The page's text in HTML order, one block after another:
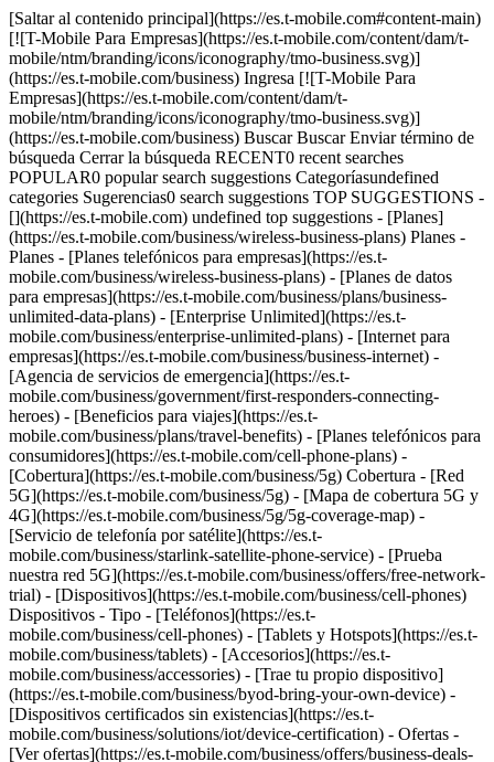
[Saltar al contenido principal](https://es.t-mobile.com#content-main) [![T-Mobile Para Empresas](https://es.t-mobile.com/content/dam/t-mobile/ntm/branding/icons/iconography/tmo-business.svg)](https://es.t-mobile.com/business) Ingresa [![T-Mobile Para Empresas](https://es.t-mobile.com/content/dam/t-mobile/ntm/branding/icons/iconography/tmo-business.svg)](https://es.t-mobile.com/business) Buscar Buscar Enviar término de búsqueda Cerrar la búsqueda RECENT0 recent searches POPULAR0 popular search suggestions Categoríasundefined categories Sugerencias0 search suggestions TOP SUGGESTIONS - [](https://es.t-mobile.com) undefined top suggestions - [Planes](https://es.t-mobile.com/business/wireless-business-plans) Planes - Planes - [Planes telefónicos para empresas](https://es.t-mobile.com/business/wireless-business-plans) - [Planes de datos para empresas](https://es.t-mobile.com/business/plans/business-unlimited-data-plans) - [Enterprise Unlimited](https://es.t-mobile.com/business/enterprise-unlimited-plans) - [Internet para empresas](https://es.t-mobile.com/business/business-internet) - [Agencia de servicios de emergencia](https://es.t-mobile.com/business/government/first-responders-connecting-heroes) - [Beneficios para viajes](https://es.t-mobile.com/business/plans/travel-benefits) - [Planes telefónicos para consumidores](https://es.t-mobile.com/cell-phone-plans) - [Cobertura](https://es.t-mobile.com/business/5g) Cobertura - [Red 5G](https://es.t-mobile.com/business/5g) - [Mapa de cobertura 5G y 4G](https://es.t-mobile.com/business/5g/5g-coverage-map) - [Servicio de telefonía por satélite](https://es.t-mobile.com/business/starlink-satellite-phone-service) - [Prueba nuestra red 5G](https://es.t-mobile.com/business/offers/free-network-trial) - [Dispositivos](https://es.t-mobile.com/business/cell-phones) Dispositivos - Tipo - [Teléfonos](https://es.t-mobile.com/business/cell-phones) - [Tablets y Hotspots](https://es.t-mobile.com/business/tablets) - [Accesorios](https://es.t-mobile.com/business/accessories) - [Trae tu propio dispositivo](https://es.t-mobile.com/business/byod-bring-your-own-device) - [Dispositivos certificados sin existencias](https://es.t-mobile.com/business/solutions/iot/device-certification) - Ofertas - [Ver ofertas](https://es.t-mobile.com/business/offers/business-deals-hub) - [Apple](https://es.t-mobile.com/business/apple-business-iphone-deals) - [Samsung](https://es.t-mobile.com/business/offers/samsung-galaxy-5g) - [Google Pixel](https://es.t-mobile.com/business/offers/google-pixel-deals) - [Internet](https://es.t-mobile.com/business/business-internet) Internet - [Información general](https://es.t-mobile.com/business/business-internet) - [Internet para empresas pequeñas/medianas](https://es.t-mobile.com/business/solutions/business-internet-services/small-business-internet) - [Internet para empresas grandes](https://es.t-mobile.com/business/solutions/business-internet-services/business-internet) - [Internet para el gobierno](https://es.t-mobile.com/business/government/internet-services) - [Internet para la educación](https://es.t-mobile.com/business/education/internet-services) - [Verifica disponibilidad](https://es.t-mobile.com/business/check-eligibility) - [Ofertas](https://es.t-mobile.com/business/offers/business-deals-hub) Ofertas - Ofertas - [Ver ofertas](https://es.t-mobile.com/business/offers/business-deals-hub) - [Apple](https://es.t-mobile.com/business/apple-business-iphone-deals) - [Samsung](https://es.t-mobile.com/business/offers/samsung-galaxy-5g#INTNAV=tNav:Deals:Samsung) - [Google Pixel](https://es.t-mobile.com/business/offers/google-pixel-deals) - [Teléfonos gratis y con cero de pago inicial](https://es.t-mobile.com/business/offers/zero-down-phones) - Descuentos del plan - [Militares y veteranos](https://es.t-mobile.com/business/offers/military-discount-plans) - [Miembros de servicios de emergencia](https://es.t-mobile.com/business/offers/first-responder-discount-phone-plans) - [Soluciones](https://es.t-mobile.com/business/solutions) Soluciones - Soluciones - [Información general](https://es.t-mobile.com/business/solutions) - [Internet para empresas](https://es.t-mobile.com/business/business-internet) - [Internet de las cosas](https://es.t-mobile.com/business/solutions/iot) - [Redes avanzadas](https://es.t-mobile.com/business/solutions/5g-advanced-solutions) - [Productividad](https://es.t-mobile.com/business/solutions/productivity) - [Seguridad](https://es.t-mobile.com/business/solutions/security) - [Comunicaciones basadas en IA](https://es.t-mobile.com/business/solutions/dialpad) - Segmentos e industrias - [Pequeña/mediana empresa](https://es.t-mobile.com/business/small-midsize-business) - [Compañía](https://es.t-mobile.com/business/enterprise) - [Gobierno](https://es.t-mobile.com/business/government) - [Educación](https://es.t-mobile.com/business/education) - [T-Priority](https://es.t-mobile.com/t-priority) - [Industrias](https://es.t-mobile.com/business/industry-solutions) - Recursos - [Por qué T-Mobile](https://es.t-mobile.com/business/why-tmobile) - [Historias de clientes](https://es.t-mobile.com/business/why-tmobile/customer-success-stories) - [Cambiar de operador móvil](https://es.t-mobile.com/business/switch-phone-carriers) - [Beneficios](https://es.t-mobile.com/business/benefits/magenta-status) - [T-Platform](https://es.t-mobile.com/business/solutions/t-platform) - [Premios Innovate](https://es.t-mobile.com/business/customer-innovate-awards) - [Socios](https://es.t-mobile.com) Socios - [Programa de socios](https://es.t-mobile.com/business/partner-recruitment) - [Ingreso al portal | Registrarse](https://businesspartners.t-mobile.com?INTNAV=tNav%3APartners%3APortalLoginRegister) [Contáctanos](https://es.t-mobile.com/business/b2b-contact-information) Contáctanos - [Ventas: 833-390-1896](tel:1-833-390-1896) - [Asistencia: 844-211-5308](tel:1-844-211-5308) - [Comunícate con ventas](https://es.t-mobile.com/business/b2b-contact-information/form) [Encuentra una tienda](https://es.t-mobile.com/stores/i/business) [Carrito](https://es.t-mobile.com/business/cart) Buscar Buscar Enviar término de búsqueda Cerrar la búsqueda RECENT0 recent searches POPULAR0 popular search suggestions Categoríasundefined categories Sugerencias0 search suggestions TOP SUGGESTIONS - [](https://es.t-mobile.com) undefined top suggestions Cómo empezar Mi cuenta [Ingresar](https://tfb.t-mobile.com/) [Volver al tablero](https://es.t-mobile.com/account/dashboard) más de T-Mobile - [Wireless (Móvil)](https://es.t-mobile.com/) - [Empresas](https://es.t-mobile.com/business) - [Prepagado](https://es.prepaid.t-mobile.com/home) - [Internet](https://es.t-mobile.com/home-internet) - [T-Priority](https://es.t-mobile.com/t-priority) - [SuperMobile](https://es.t-mobile.com/business/plans/supermobile) [](https://es.t-mobile.com) # Hype CycleTM para la tecnología de confianza cero, 2025 Los ciberataques son cada vez más sofisticados e implacables. Los riesgos para las empresas y la seguridad nacional exigen que los responsables de la ciberseguridad apliquen los principios de confianza cero en todos los entornos. Pero, ¿dónde se debería invertir? El Gartner® Hype Cycle™ 2025 para la tecnología de confianza cero ayuda a los responsables de la seguridad y la gestión de riesgos (SRM) a tomar decisiones tecnológicas informadas. Identifica las innovaciones, tanto emergentes como consolidadas, que mejor se ajustan a los principios básicos del modelo de confianza cero, como la segmentación, la supervisión continua, el acceso adaptativo y otros. Gartner®, Hype Cycle for Zero-Trust Technology, 2025, Tiffany Taylor, Andrew Lerner, 1 de agosto de 2025. GARTNER es una marca comercial registrada y marca de servicio de Gartner, Inc. y/o sus afiliadas en los EE. UU. y en otros países, y se usa aquí con autorización. Todos los derechos reservados. Ver términos completos ![Gartner®](https://es.t-mobile.com/sdscene7/is/image/Tmusprod/TFB-Gartner-Gated-Content-Pages-Data-logo?ts=1741304376360&%24pngtransparent%24&dpr=off) ## Hype CycleTM para la tecnología de confianza cero, 2025 Gartner no patrocina a ningún proveedor, producto ni servicio descritos en sus publicaciones de investigación y no aconseja a los usuarios de tecnologías que seleccionen únicamente a aquellos proveedores con las mejores calificaciones u otras designaciones. Las publicaciones de investigación de Gartner constituyen la opinión de la organización de investigación de Gartner y no deben interpretarse como una exposiciones de hechos. Gartner renuncia a todas las garantías, expresas o implícitas, con respecto a esta investigación, incluidas las garantías de comerciabilidad o idoneidad para un fin determinado. COMPARTE ESTE ARTÍCULO: - [](https://www.linkedin.com/cws/share?url=https%3A%2F%2Fes.t-mobile.com%2Fbusiness%2Fresources%2Farticles%2Fhype-cycle-for-zero-trust-networking) - [](https://www.facebook.com/sharer/sharer.php?u=https%3A%2F%2Fes.t-mobile.com%2Fbusiness%2Fresources%2Farticles%2Fhype-cycle-for-zero-trust-networking) - [](https://twitter.com/intent/tweet?url=https%3A%2F%2Fes.t-mobile.com%2Fbusiness%2Fresources%2Farticles%2Fhype-cycle-for-zero-trust-networking&text=) ## Toma decisiones inteligentes sobre tecnologías emergentes. Descarga el informe completo para conocer las innovaciones que pueden ayudarte a acelerar tu estrategia de confianza cero y reducir el riesgo para tu organización. [Descarga el informe , opens in a new window](https://www.gartner.com/doc/reprints?id=1-2LLXDAOR&ct=250804&st=sb) ## Hablemos sobre 5G. Contáctanos ## Sigue T-Mobile para Empresas - [LinkedIn](https://www.linkedin.com/showcase/t-mobile-business/?INTNAV=fNav%3ALinkedIn) -